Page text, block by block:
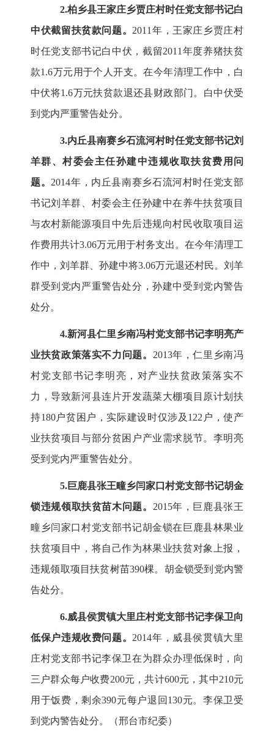
2.柏乡县王家庄乡贾庄村时任党支部书记白
中伏截留扶贫款问题。 2011年，王家庄乡贾庄村
时任党支部书记白中伏，截留2011年度养猪扶贫
款1.6万元用于个人开支。在今年清理工作中，白
中伏将1.6万元扶贫款退还县财政部门。白中伏受
到党内严重警告处分。
3.内丘县南赛乡石流河村时任党支部书记刘
羊群、村委会主任孙建中违规收取扶贫费用问
题。 2014年，内丘县南赛乡石流河村时任党支部
书记刘羊群、村委会主任孙建中在养牛扶贫项目
与农村新能源项目中先后违规向村民收取项目运
作费用共计3.06万元用于村务支出。在今年清理工
作中，刘羊群、孙建中将3.06万元退还村民。刘羊
群受到党内严重警告处分，孙建中受到党内警告
处分。
4.新河县仁里乡南冯村党支部书记李明亮产
业扶贫政策落实不力问题。 2013年，仁里乡南冯
村党支部书记李明亮，对产业扶贫政策落实不
力，导致新河县连片开发蔬菜大棚项目原计划扶
持180户贫困户，实际建设时仅涉及122户，使产
业扶贫项目与部分贫困户产业需求脱节。李明亮
受到党内严重警告处分。
5.巨鹿县张王疃乡闫家口村党支部书记胡金
锁违规领取扶贫苗木问题。 2015年，巨鹿县张王
疃乡闫家口村党支部书记胡金锁在巨鹿县林果业
扶贫项目中，将自己作为林果业扶贫对象上报，
违规领取项目扶贫树苗390棵。胡金锁受到党内警
告处分。
6.威县侯贯镇大里庄村党支部书记李保卫向
低保户违规收费问题。 2014年，威县侯贯镇大里
庄村党支部书记李保卫在为群众办理低保时，向
三户群众每户收费200元，共计600元，其中210元
用于饭费，剩余390元每户退回130元。李保卫受
到党内警告处分。（邢台市纪委）